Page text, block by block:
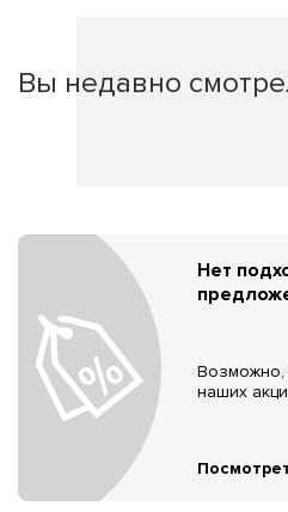
Вы недавно
Нет
Возможно,
наших